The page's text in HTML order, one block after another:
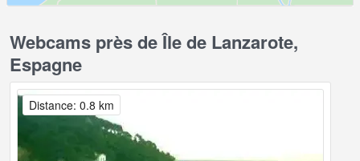
Webcams près de Île de Lanzarote,
Espagne
Distance: 0.8 km